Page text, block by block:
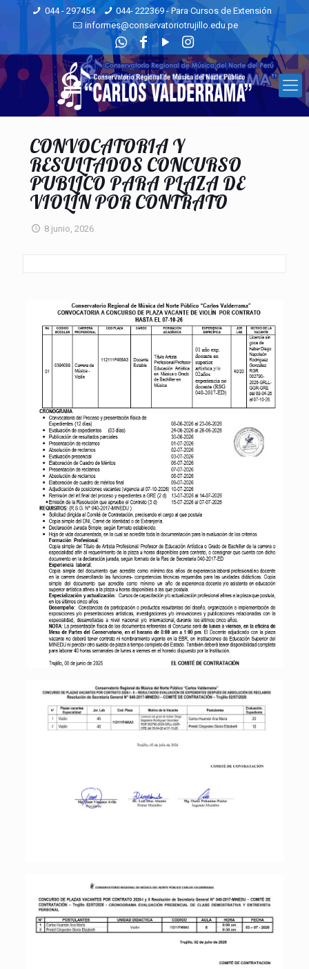
044 - 297454
044- 222369 - Para Cursos de Extensión
informes@conservatoriotrujillo.edu.pe
CONVOCATORIA Y
RESULTADOS CONCURSO
PUBLICO PARA PLAZA DE
VIOLÍN POR CONTRATO
8 junio, 2026